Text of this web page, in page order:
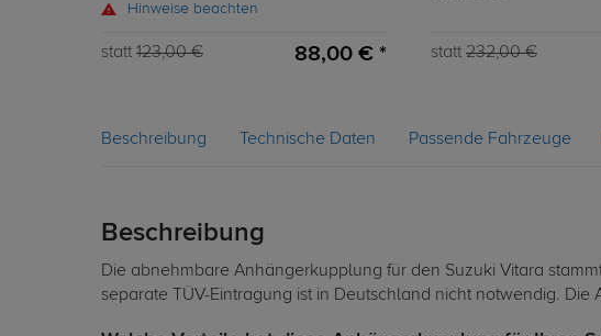
Hinweise beachten
statt 123,00 € 88,00 € * statt 232,00 €
Beschreibung Technische Daten Passende Fahrzeuge
Beschreibung
Die abnehmbare Anhängerkupplung für den Suzuki Vitara
separate TÜV-Eintragung ist in Deutschland nicht notwendig.